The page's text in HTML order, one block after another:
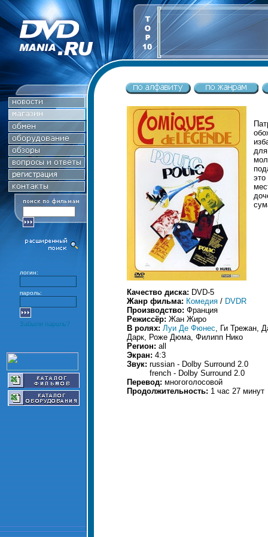
логин:
пароль:
Забыли пароль?
Качество диска: DVD-5
Жанр фильма: Комедия / DVDR
Производство: Франция
Режиссёр: Жан Жиро
В ролях: Луи Де Фюнес, Ги Трежан,
Дарк, Роже Дюма, Филипп Нико
Регион: all
Экран: 4:3
Звук: russian - Dolby Surround 2.0
french - Dolby Surround 2.0
Перевод: многоголосовой
Продолжительность: 1 час 27 минут